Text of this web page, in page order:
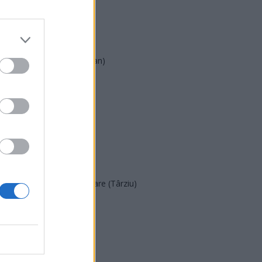
PMP (Tomac)
Forța Dreptei (L. Orban)
SENS
POT (Gavrilă)
Acțiunea Conservatoare (Târziu)
PDF (Lazarus)
PNCR (Terheș)